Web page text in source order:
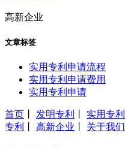
高新企业
文章标签
实用专利申请流程
实用专利申请费用
实用专利申请
首页 发明专利 实用专利
专利
高新企业 关于我们